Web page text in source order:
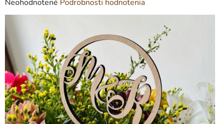
hodnotenie
produktu
je
0,0
z
5
hviezdičiek.
Neohodnotené Podrobnosti hodnotenia